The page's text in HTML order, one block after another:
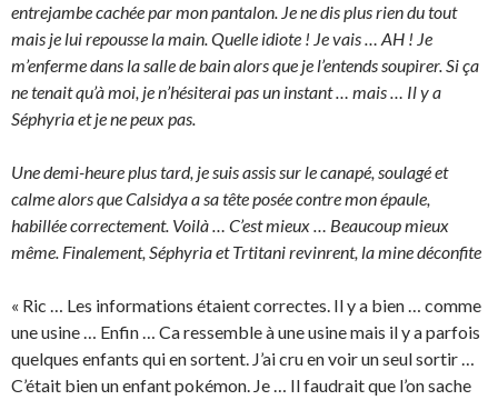
entrejambe cachée par mon pantalon. Je ne dis plus rien du tout
mais je lui repousse la main. Quelle idiote ! Je vais … AH ! Je
m’enferme dans la salle de bain alors que je l’entends soupirer. Si ça
ne tenait qu’à moi, je n’hésiterai pas un instant … mais … Il y a
Séphyria et je ne peux pas.
Une demi-heure plus tard, je suis assis sur le canapé, soulagé et
calme alors que Calsidya a sa tête posée contre mon épaule,
habillée correctement. Voilà … C’est mieux … Beaucoup mieux
même. Finalement, Séphyria et Trtitani revinrent, la mine déconfite
« Ric … Les informations étaient correctes. Il y a bien … comme
une usine … Enfin … Ca ressemble à une usine mais il y a parfois
quelques enfants qui en sortent. J’ai cru en voir un seul sortir …
C’était bien un enfant pokémon. Je … Il faudrait que l’on sache